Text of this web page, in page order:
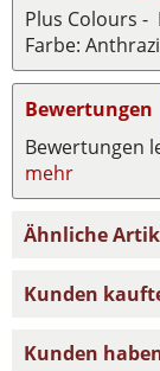
Plus Colours
Farbe:
Bewertungen
Bewertungen
mehr
Ähnliche
Kunden
Kunden